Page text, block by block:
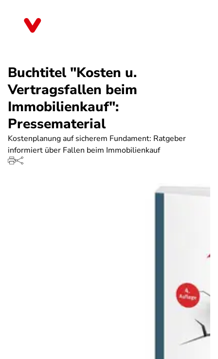
Buchtitel "Kosten u.
Vertragsfallen beim
Immobilienkauf":
Pressematerial
Kostenplanung auf sicherem Fundament: Ratgeber
informiert über Fallen beim Immobilienkauf